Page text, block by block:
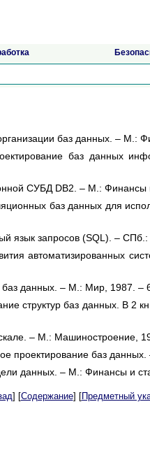
баз данных. – М.:
баз данных
СУБД DB2. – М.: Финансы
баз данных для
язык запросов (SQL). –
автоматизированных
данных. – М.: Мир, 1987. –
структур баз данных. В 2
– М.: Машиностроение,
проектирование баз
данных. – М.: Финансы и
] [Содержание] [Предметный